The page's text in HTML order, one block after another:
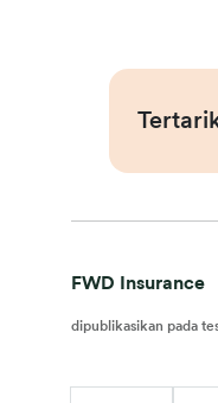
FWD Insurance
dipublikasikan pada